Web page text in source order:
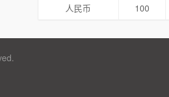
人民币
100